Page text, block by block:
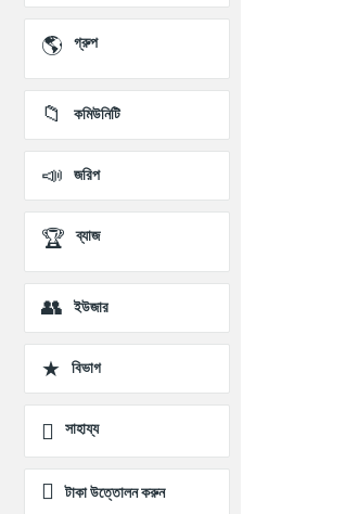
গ্রুপ
কমিউনিটি
জরিপ
ব্যাজ
ইউজার
বিভাগ
সাহায্য
টাকা উত্তোলন করুন